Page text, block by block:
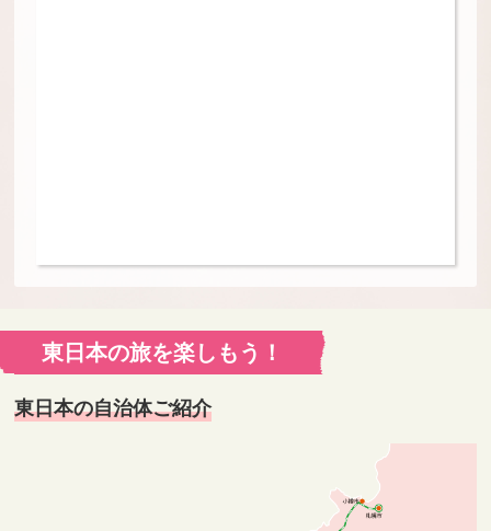
東日本の旅を楽しもう！
東日本の自治体ご紹介